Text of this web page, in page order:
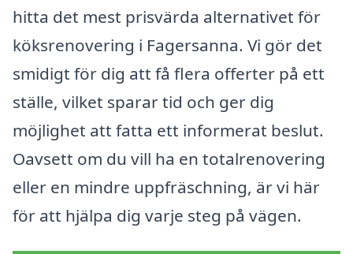
hitta det mest prisvärda alternativet för
köksrenovering i Fagersanna. Vi gör det
smidigt för dig att få flera offerter på ett
ställe, vilket sparar tid och ger dig
möjlighet att fatta ett informerat beslut.
Oavsett om du vill ha en totalrenovering
eller en mindre uppfräschning, är vi här
för att hjälpa dig varje steg på vägen.